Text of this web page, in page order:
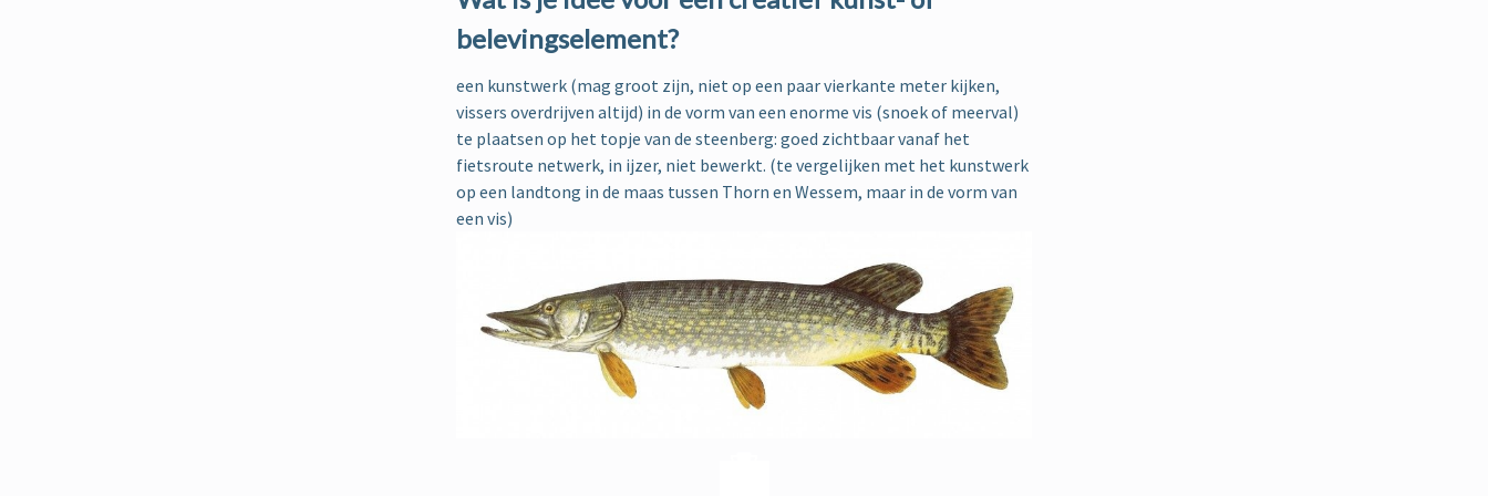
belevingselement?
een kunstwerk (mag groot zijn, niet op een paar vierkante meter kijken,
vissers overdrijven altijd) in de vorm van een enorme vis (snoek of meerval)
te plaatsen op het topje van de steenberg: goed zichtbaar vanaf het
fietsroute netwerk, in ijzer, niet bewerkt. (te vergelijken met het kunstwerk
op een landtong in de maas tussen Thorn en Wessem, maar in de vorm van
een vis)